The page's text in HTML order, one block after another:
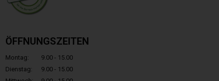
ÖFFNUNGSZEITEN
Montag:
9.00 - 15.00
Dienstag:
9.00 - 15.00